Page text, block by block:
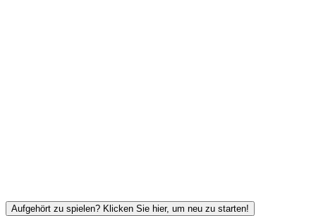
Aufgehört zu spielen? Klicken Sie hier, um neu zu starten!